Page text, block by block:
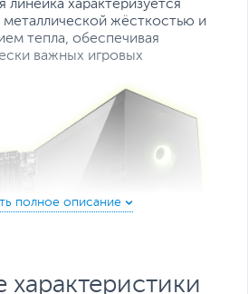
линейка характеризуется
жёсткостью и
тепла, обеспечивая
важных игровых
характеристики